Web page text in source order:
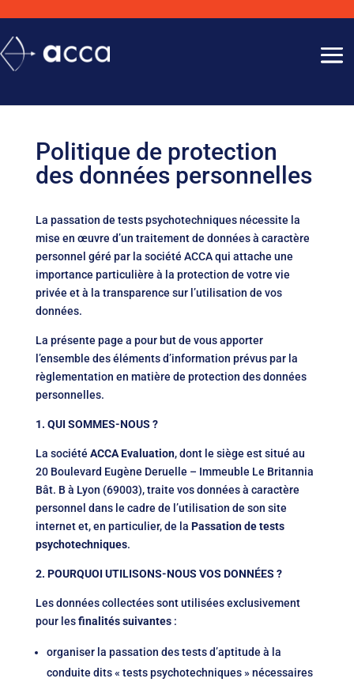
Politique de protection
des données personnelles
La passation de tests psychotechniques nécessite la
mise en œuvre d’un traitement de données à caractère
personnel géré par la société ACCA qui attache une
importance particulière à la protection de votre vie
privée et à la transparence sur l’utilisation de vos
données.
La présente page a pour but de vous apporter
l’ensemble des éléments d’information prévus par la
règlementation en matière de protection des données
personnelles.
1. QUI SOMMES-NOUS ?
La société ACCA Evaluation, dont le siège est situé au
20 Boulevard Eugène Deruelle – Immeuble Le Britannia
Bât. B à Lyon (69003), traite vos données à caractère
personnel dans le cadre de l’utilisation de son site
internet et, en particulier, de la Passation de tests
psychotechniques.
2. POURQUOI UTILISONS-NOUS VOS DONNÉES ?
Les données collectées sont utilisées exclusivement
pour lesfinalités suivantes:
organiser la passation des tests d’aptitude à la
conduite dits « tests psychotechniques » nécessaires